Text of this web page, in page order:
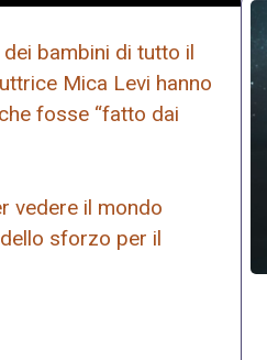
bambini di tutto il
Mica Levi hanno
fosse “fatto dai
vedere il mondo
sforzo per il